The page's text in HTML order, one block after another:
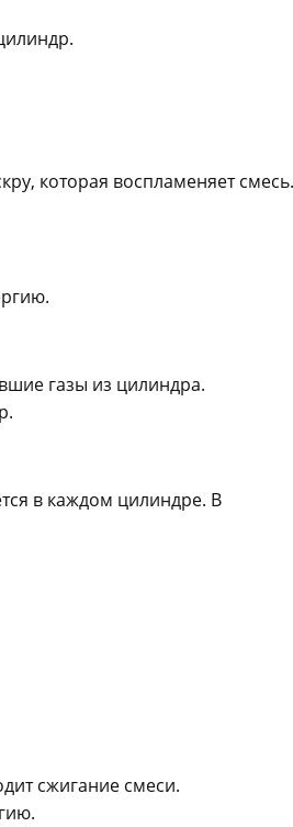
которая воспламеняет смесь.
газы из цилиндра.
в каждом цилиндре. В
сжигание смеси.